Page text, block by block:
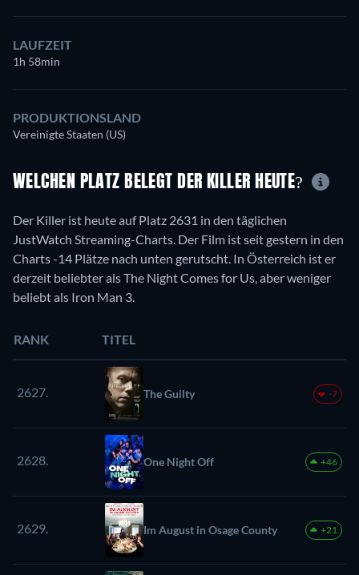
LAUFZEIT
1h 58min
PRODUKTIONSLAND
Vereinigte Staaten (US)
WELCHEN PLATZ BELEGT DER KILLER HEUTE?
Der Killer ist heute auf Platz 2631 in den täglichen
JustWatch Streaming-Charts. Der Film ist seit gestern in den
Charts -14 Plätze nach unten gerutscht. In Österreich ist er
derzeit beliebter als The Night Comes for Us, aber weniger
beliebt als Iron Man 3.
RANK TITEL
2627. The Guilty -7
2628. One Night Off +46
2629. Im August in Osage County +21